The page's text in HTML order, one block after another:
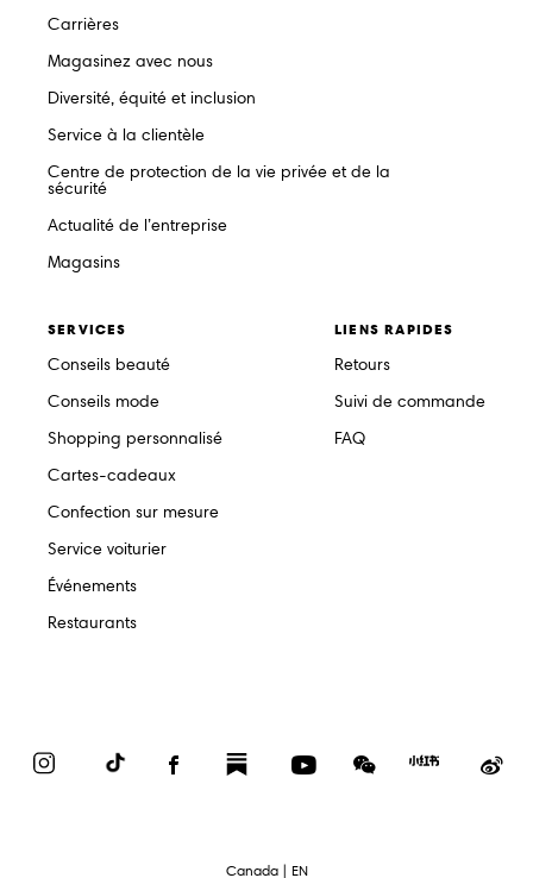
Carrières
Magasinez avec nous
Diversité, équité et inclusion
Service à la clientèle
Centre de protection de la vie privée et de la
sécurité
Actualité de l’entreprise
Magasins
SERVICES
Conseils beauté
Conseils mode
Shopping personnalisé
Cartes-cadeaux
Confection sur mesure
Service voiturier
Événements
Restaurants
LIENS RAPIDES
Retours
Suivi de commande
FAQ
InstagramTikTok FacebookSubstack YouTubeWeChat
Red
text.language
Canada | EN